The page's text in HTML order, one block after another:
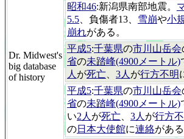
Dr. Midwest's
big database
of history
昭和46:新潟県南部地震。
5.5 、負傷者13、 雪崩や小
崩れがある。
平成5:千葉県の市川山岳会
省の未踏峰(4900メートル)
人 が死亡 3人 が行方不明
平成5:千葉県の市川山岳会
省の未踏峰(4900メートル)
い2人 が死亡 3人 が行方
の日本大使館に連絡がある